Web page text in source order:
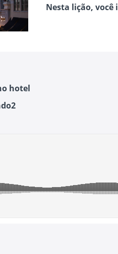
Nesta lição, você
hotel